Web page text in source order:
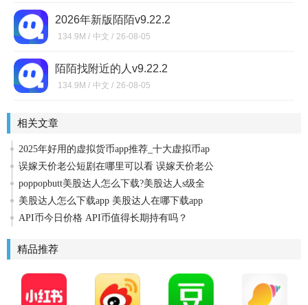
2026年新版陌陌v9.22.2
134.9M / 中文 / 26-08-05
陌陌找附近的人v9.22.2
134.9M / 中文 / 26-08-05
相关文章
2025年好用的虚拟货币app推荐_十大虚拟币ap
误嫁天价老公短剧在哪里可以看 误嫁天价老公
poppopbutt美股达人怎么下载?美股达人s级全
美股达人怎么下载app 美股达人在哪下载app
API币今日价格 API币值得长期持有吗？
精品推荐